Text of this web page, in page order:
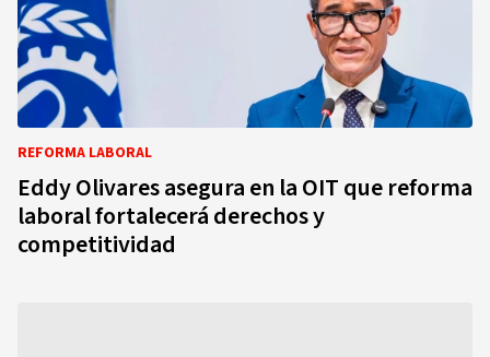
REFORMA LABORAL
Eddy Olivares asegura en la OIT que reforma
laboral fortalecerá derechos y
competitividad